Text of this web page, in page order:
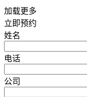
加载更多
立即预约
姓名
电话
公司